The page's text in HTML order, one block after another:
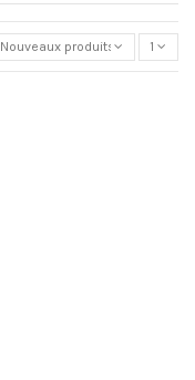
Nouveaux produits 1